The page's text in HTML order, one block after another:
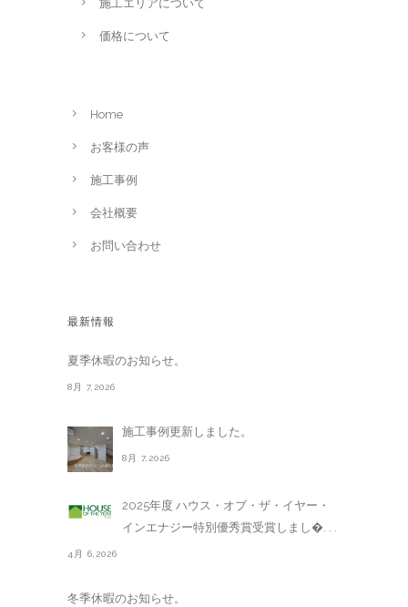
施工エリアについて
価格について
Home
お客様の声
施工事例
会社概要
お問い合わせ
最新情報
夏季休暇のお知らせ。
8月 7,2026
施工事例更新しました。
8月 7,2026
2025年度 ハウス・オブ・ザ・イヤー・
インエナジー特別優秀賞受賞しまし�. . .
4月 6,2026
冬季休暇のお知らせ。